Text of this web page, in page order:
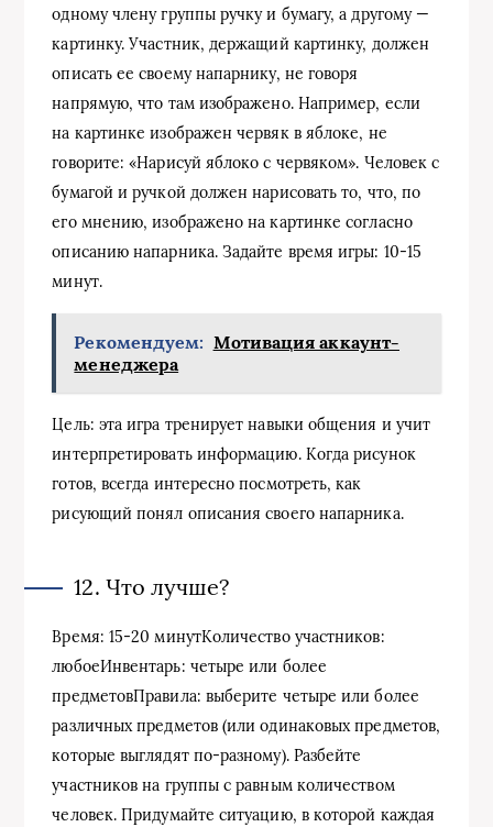
одному члену группы ручку и бумагу, а другому —
картинку. Участник, держащий картинку, должен
описать ее своему напарнику, не говоря
напрямую, что там изображено. Например, если
на картинке изображен червяк в яблоке, не
говорите: «Нарисуй яблоко с червяком». Человек с
бумагой и ручкой должен нарисовать то, что, по
его мнению, изображено на картинке согласно
описанию напарника. Задайте время игры: 10-15
минут.
Рекомендуем: Мотивация аккаунт-
менеджера
Цель: эта игра тренирует навыки общения и учит
интерпретировать информацию. Когда рисунок
готов, всегда интересно посмотреть, как
рисующий понял описания своего напарника.
12. Что лучше?
Время: 15-20 минутКоличество участников:
любоеИнвентарь: четыре или более
предметовПравила: выберите четыре или более
различных предметов (или одинаковых предметов,
которые выглядят по-разному). Разбейте
участников на группы с равным количеством
человек. Придумайте ситуацию, в которой каждая